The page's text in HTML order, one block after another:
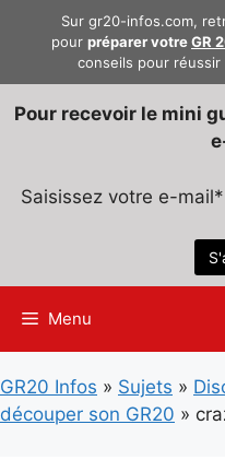
Sur gr20-infos.com,
pour préparer votreGR
conseils pour
Pour recevoir le mini
Saisissez votre e-mail*
Menu
GR20 Infos » Sujets »
découper son GR20 »